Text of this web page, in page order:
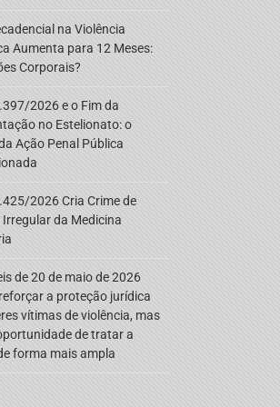
na Violência
Aumenta para 12 Meses:
Corporais?
2026 e o Fim da
no Estelionato: o
Ação Penal Pública
2026 Cria Crime de
Irregular da Medicina
de 20 de maio de 2026
a proteção jurídica
vítimas de violência, mas
de tratar a
forma mais ampla